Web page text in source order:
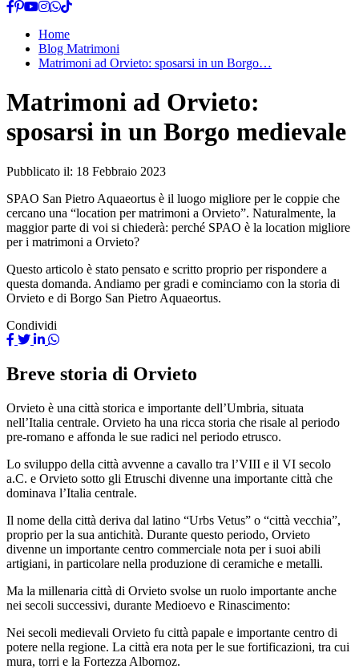
Home
Blog Matrimoni
Matrimoni ad Orvieto: sposarsi in un Borgo…
Matrimoni ad Orvieto:
sposarsi in un Borgo medievale
Pubblicato il: 18 Febbraio 2023
SPAO San Pietro Aquaeortus è il luogo migliore per le coppie che
cercano una “location per matrimoni a Orvieto”. Naturalmente, la
maggior parte di voi si chiederà: perché SPAO è la location migliore
per i matrimoni a Orvieto?
Questo articolo è stato pensato e scritto proprio per rispondere a
questa domanda. Andiamo per gradi e cominciamo con la storia di
Orvieto e di Borgo San Pietro Aquaeortus.
Condividi
Breve storia di Orvieto
Orvieto è una città storica e importante dell’Umbria, situata
nell’Italia centrale. Orvieto ha una ricca storia che risale al periodo
pre-romano e affonda le sue radici nel periodo etrusco.
Lo sviluppo della città avvenne a cavallo tra l’VIII e il VI secolo
a.C. e Orvieto sotto gli Etruschi divenne una importante città che
dominava l’Italia centrale.
Il nome della città deriva dal latino “Urbs Vetus” o “città vecchia”,
proprio per la sua antichità. Durante questo periodo, Orvieto
divenne un importante centro commerciale nota per i suoi abili
artigiani, in particolare nella produzione di ceramiche e metalli.
Ma la millenaria città di Orvieto svolse un ruolo importante anche
nei secoli successivi, durante Medioevo e Rinascimento:
Nei secoli medievali Orvieto fu città papale e importante centro di
potere nella regione. La città era nota per le sue fortificazioni, tra cui
mura, torri e la Fortezza Albornoz.